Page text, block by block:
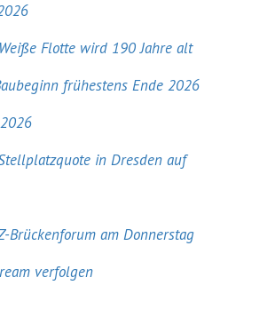
Flotte wird 190 Jahre alt
frühestens Ende 2026
in Dresden auf
Brückenforum am Donnerstag
verfolgen